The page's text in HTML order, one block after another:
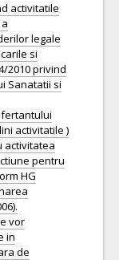
activitatile
legale
si
2010 privind
Sanatatii si
activitatile )
activitatea
pentru
HG
vor
in
de